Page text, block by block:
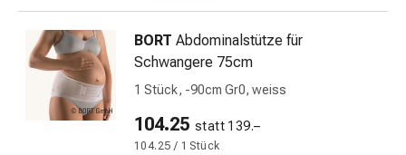
Schwitzen
Unreine
Haut
Fieberbläschen
Hautausschlag
Akne
Komplementärmedizin
BORT Abdominalstütze für
Schwangere 75cm
1 Stück, -90cm Gr0, weiss
104.25 statt 139.–
104.25 / 1 Stück